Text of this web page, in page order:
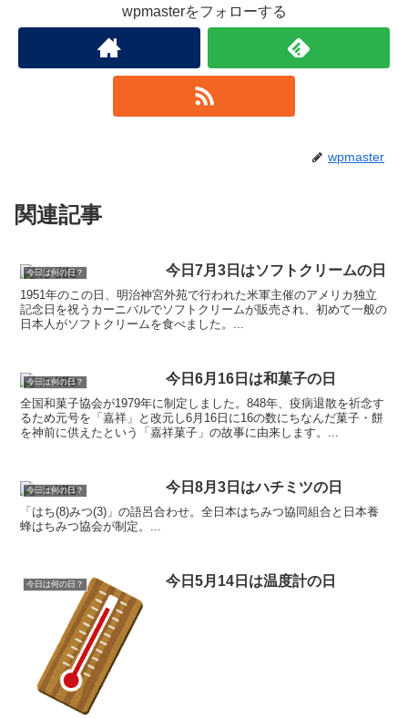
wpmasterをフォローする
wpmaster
関連記事
今日は何の日？ 今日7月3日はソフトクリームの日
1951年のこの日、明治神宮外苑で行われた米軍主催のアメリカ独立
記念日を祝うカーニバルでソフトクリームが販売され、初めて一般の
日本人がソフトクリームを食べました。...
今日は何の日？ 今日6月16日は和菓子の日
全国和菓子協会が1979年に制定しました。848年、疫病退散を祈念す
るため元号を「嘉祥」と改元し6月16日に16の数にちなんだ菓子・餅
を神前に供えたという「嘉祥菓子」の故事に由来します。...
今日は何の日？ 今日8月3日はハチミツの日
「はち(8)みつ(3)」の語呂合わせ。全日本はちみつ協同組合と日本養
蜂はちみつ協会が制定。...
今日は何の日？ 今日5月14日は温度計の日